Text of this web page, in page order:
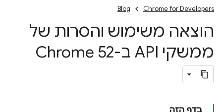
Chrome for Developers
Blog
הוצאה משימוש והסרות של
ממשקי API ב-Chrome 52
בדף הזה